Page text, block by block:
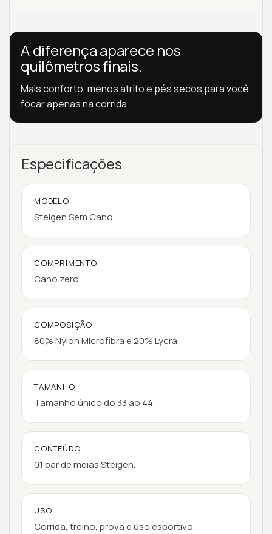
A diferença aparece nos
quilômetros finais.
Mais conforto, menos atrito e pés secos para você
focar apenas na corrida.
Especificações
MODELO
Steigen Sem Cano .
COMPRIMENTO
Cano zero.
COMPOSIÇÃO
80% Nylon Microfibra e 20% Lycra.
TAMANHO
Tamanho único do 33 ao 44.
CONTEÚDO
01 par de meias Steigen.
USO
Corrida, treino, prova e uso esportivo.